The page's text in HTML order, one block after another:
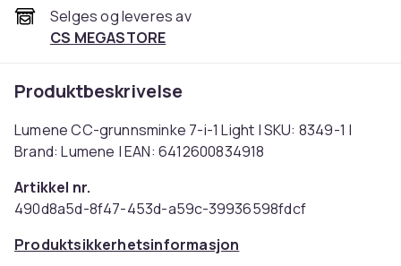
Selges og leveres av
CS MEGASTORE
Produktbeskrivelse
Lumene CC-grunnsminke 7-i-1 Light | SKU: 8349-1 |
Brand: Lumene | EAN: 6412600834918
Artikkel nr.
490d8a5d-8f47-453d-a59c-39936598fdcf
Produktsikkerhetsinformasjon